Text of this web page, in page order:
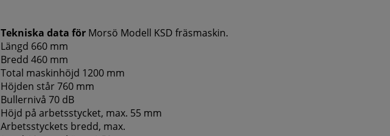
Tekniska data för Morsö Modell KSD fräsmaskin.
Längd 660 mm
Bredd 460 mm
Total maskinhöjd 1200 mm
Höjden står 760 mm
Bullernivå 70 dB
Höjd på arbetsstycket, max. 55 mm
Arbetsstyckets bredd, max.